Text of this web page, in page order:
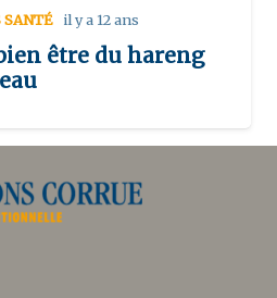
SANTÉ il y a 12 ans
être du hareng